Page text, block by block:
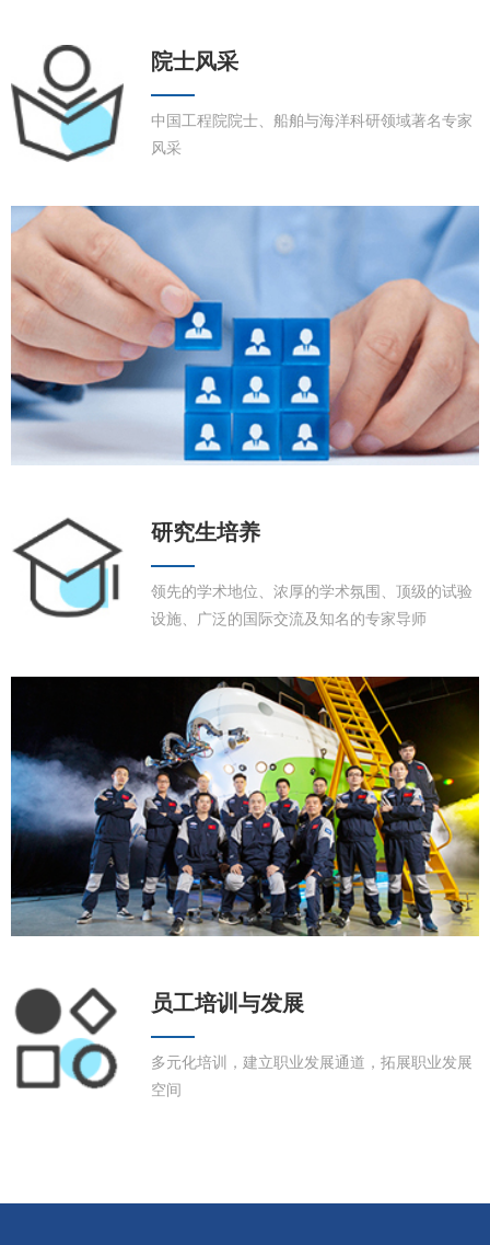
院士风采
中国工程院院士、船舶与海洋科研领域著名专家
风采
研究生培养
领先的学术地位、浓厚的学术氛围、顶级的试验
设施、广泛的国际交流及知名的专家导师
员工培训与发展
多元化培训，建立职业发展通道，拓展职业发展
空间